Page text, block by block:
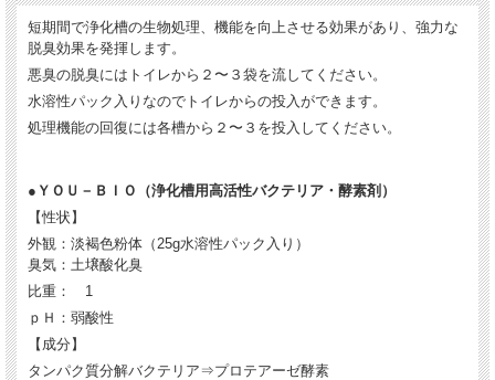
短期間で浄化槽の生物処理、機能を向上させる効果があり、強力な
脱臭効果を発揮します。
悪臭の脱臭には トイレから２〜３袋を流してください。
水溶性パック入りなのでトイレからの投入ができます。
処理機能の回復には各槽から２〜３を投入してください。
●ＹＯＵ－ＢＩＯ（浄化槽用高活性バクテリア・酵素剤）
【性状】
外観：淡褐色粉体（25g水溶性パック入り）
臭気：土壌酸化臭
比重： 1
ｐＨ：弱酸性
【成分】
タンパク質分解バクテリア⇒プロテアーゼ酵素